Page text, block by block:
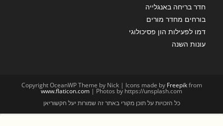
חדר בריחה באנגלייה
בורחים מחדר מורים
דמו לפעילות הון פסיכולוגי
עונות השנה
Copyright OceanWP Theme by Nick | Icons made by Freepikfrom
www.flaticon.com | Photos by https://unsplash.com
כל הזכויות על תוכן מקורי באתר זה שמורות יעל חקשוריאן